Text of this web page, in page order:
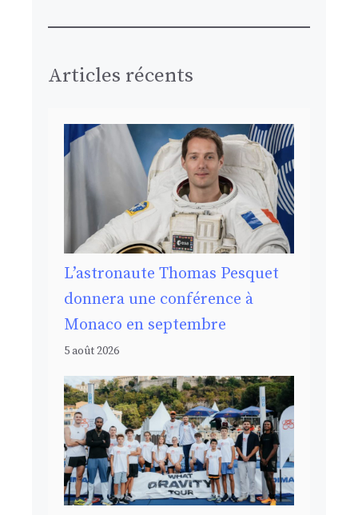
Articles récents
L’astronaute Thomas Pesquet
donnera une conférence à
Monaco en septembre
5 août 2026